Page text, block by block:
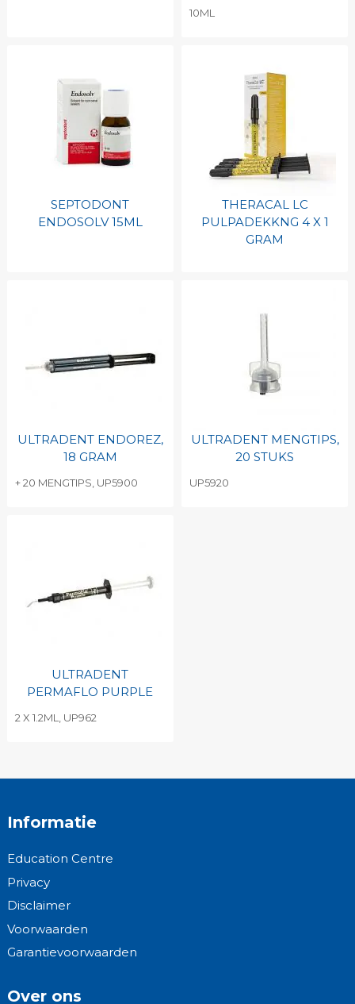
10ML
SEPTODONT
ENDOSOLV 15ML
THERACAL LC
PULPADEKKNG 4 X 1
GRAM
ULTRADENT ENDOREZ,
18 GRAM
+ 20 MENGTIPS, UP5900
ULTRADENT MENGTIPS,
20 STUKS
UP5920
ULTRADENT
PERMAFLO PURPLE
2 X 1.2ML, UP962
Informatie
Education Centre
Privacy
Disclaimer
Voorwaarden
Garantievoorwaarden
Over ons